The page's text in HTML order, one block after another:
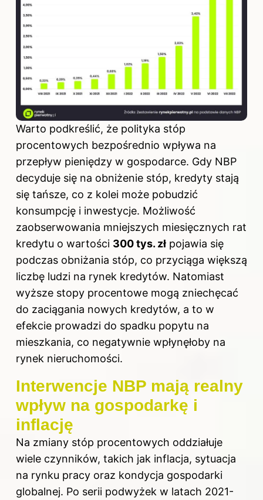
Warto podkreślić, że polityka stóp
procentowych bezpośrednio wpływa na
przepływ pieniędzy w gospodarce. Gdy NBP
decyduje się na obniżenie stóp, kredyty stają
się tańsze, co z kolei może pobudzić
konsumpcję i inwestycje. Możliwość
zaobserwowania mniejszych miesięcznych rat
kredytu o wartości 300 tys. zł pojawia się
podczas obniżania stóp, co przyciąga większą
liczbę ludzi na rynek kredytów. Natomiast
wyższe stopy procentowe mogą zniechęcać
do zaciągania nowych kredytów, a to w
efekcie prowadzi do spadku popytu na
mieszkania, co negatywnie wpłynęłoby na
rynek nieruchomości.
Interwencje NBP mają realny
wpływ na gospodarkę i
inflację
Na zmiany stóp procentowych oddziałuje
wiele czynników, takich jak inflacja, sytuacja
na rynku pracy oraz kondycja gospodarki
globalnej. Po serii podwyżek w latach 2021-